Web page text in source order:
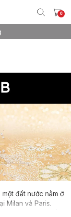
0
đất nước nằm ở
Milan và Paris.